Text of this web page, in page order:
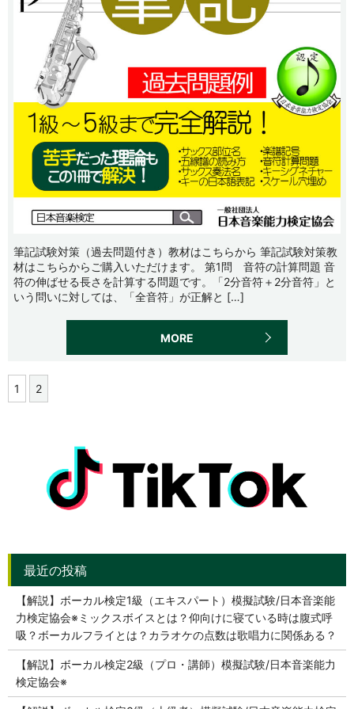
筆記試験対策（過去問題付き）教材はこちらから 筆記試験対策教
材はこちらからご購入いただけます。 第1問 音符の計算問題 音
符の伸ばせる長さを計算する問題です。「2分音符＋2分音符」と
いう問いに対しては、「全音符」が正解と […]
MORE
1 2
【解説】ボーカル検定1級（エキスパート）模擬試験/日本音楽能
力検定協会※ミックスボイスとは？仰向けに寝ている時は腹式呼
吸？ボーカルフライとは？カラオケの点数は歌唱力に関係ある？
【解説】ボーカル検定2級（プロ・講師）模擬試験/日本音楽能力
検定協会※